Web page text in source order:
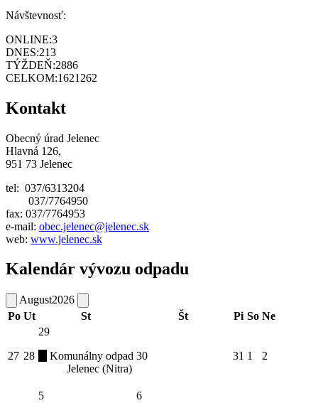
Návštevnosť:
ONLINE:3
DNES:213
TÝŽDEŇ:2886
CELKOM:1621262
Kontakt
Obecný úrad Jelenec
Hlavná 126,
951 73 Jelenec
tel: 037/6313204
037/7764950
fax: 037/7764953
e-mail: obec.jelenec@jelenec.sk
web: www.jelenec.sk
Kalendár vývozu odpadu
August2026
Po Ut St Št Pi So Ne
27 28
29
Komunálny odpad
Jelenec (Nitra)
30 31 1 2
5
6